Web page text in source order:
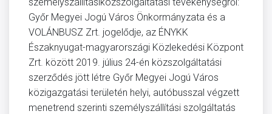
Győr Megyei Jogú Város Önkormányzata és a
VOLÁNBUSZ Zrt. jogelődje, az ÉNYKK
Északnyugat-magyarországi Közlekedési Központ
Zrt. között 2019. július 24-én közszolgáltatási
szerződés jött létre Győr Megyei Jogú Város
közigazgatási területén helyi, autóbusszal végzett
menetrend szerinti személyszállítási szolgáltatás